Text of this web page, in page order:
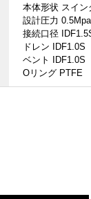
本体形状 スイン
設計圧力 0.5Mpa
接続口径
ドレン IDF1.0S
ベント IDF1.0S
Oリング PTFE